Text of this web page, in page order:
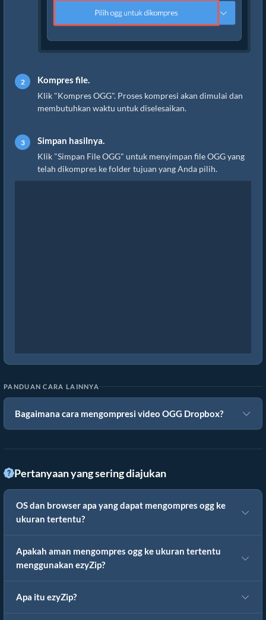
Kompres file.
Klik "Kompres OGG". Proses kompresi akan dimulai dan
membutuhkan waktu untuk diselesaikan.
Simpan hasilnya.
Klik "Simpan File OGG" untuk menyimpan file OGG yang
telah dikompres ke folder tujuan yang Anda pilih.
PANDUAN CARA LAINNYA
Bagaimana cara mengompresi video OGG Dropbox?
Pertanyaan yang sering diajukan
OS dan browser apa yang dapat mengompres ogg ke
ukuran tertentu?
Apakah aman mengompres ogg ke ukuran tertentu
menggunakan ezyZip?
Apa itu ezyZip?